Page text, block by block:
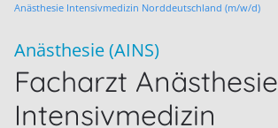
Anästhesie Intensivmedizin Norddeutschland (m/w/d)
Anästhesie (AINS)
Facharzt Anästhesie
Intensivmedizin